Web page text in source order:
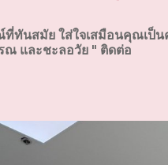
ทันสมัย ใส่ใจเสมือนคุณเป็
ณ และชะลอวัย " ติดต่อ